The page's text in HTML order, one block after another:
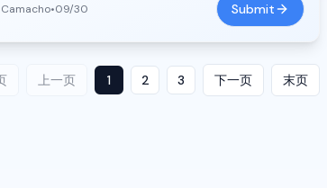
•09/30 Submit
上一页 1 2 3 下一页 末页